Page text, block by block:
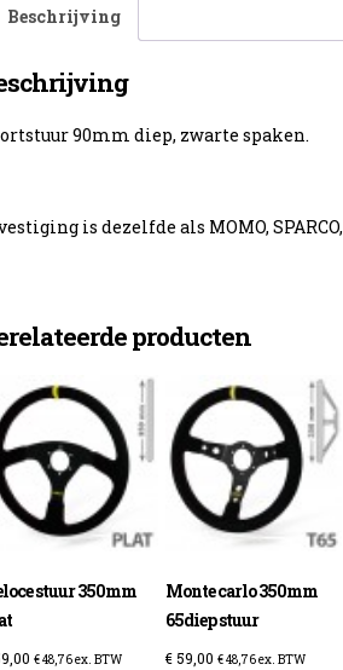
Beschrijving
90mm diep, zwarte spaken.
is dezelfde als MOMO,
producten
stuur 350mm
€48,76ex. BTW
Monte carlo 350mm
65diep stuur
€ 59,00 €48,76ex. BTW